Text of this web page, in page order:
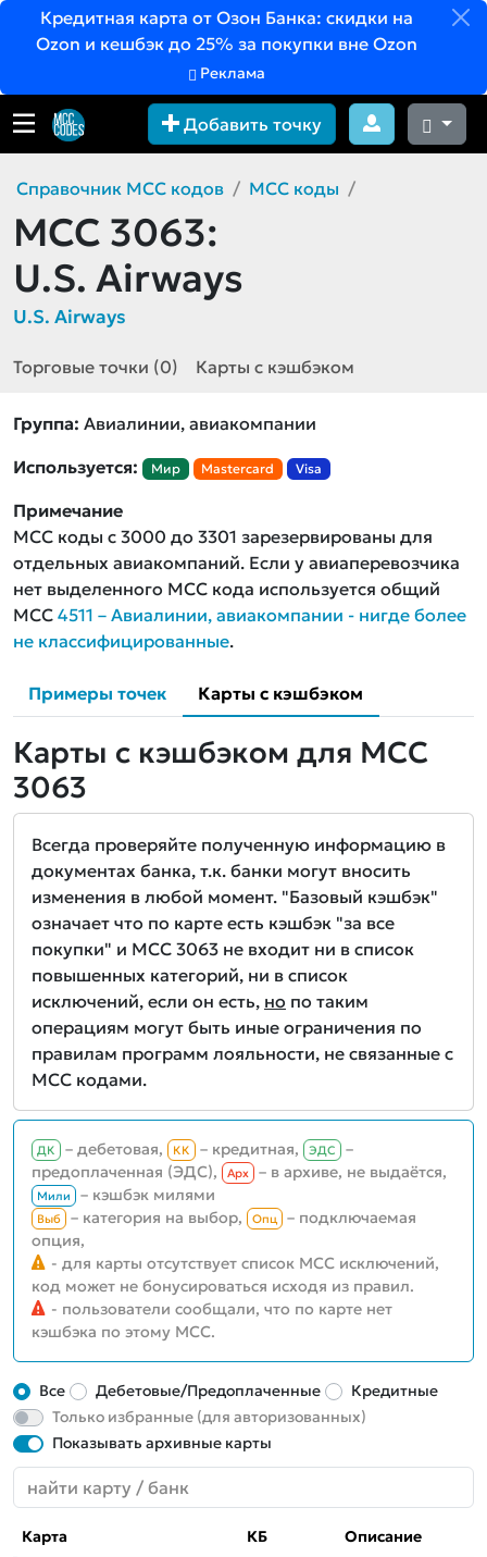
Кредитная карта от Озон Банка: скидки на
Ozon и кешбэк до 25% за покупки вне Ozon
Реклама
Добавить точку
Справочник MCC кодов MCC коды
MCC 3063:
U.S. Airways
U.S. Airways
Торговые точки (0) Карты с кэшбэком
Группа: Авиалинии, авиакомпании
Используется:
Мир Mastercard Visa
Примечание
MCC коды с 3000 до 3301 зарезервированы для
отдельных авиакомпаний. Если у авиаперевозчика
нет выделенного MCC кода используется общий
MCC 4511 – Авиалинии, авиакомпании - нигде более
не классифицированные.
Примеры точек Карты с кэшбэком
Карты с кэшбэком для MCC
3063
Всегда проверяйте полученную информацию в
документах банка, т.к. банки могут вносить
изменения в любой момент. "Базовый кэшбэк"
означает что по карте есть кэшбэк "за все
покупки" и MCC 3063 не входит ни в список
повышенных категорий, ни в список
исключений, если он есть, но по таким
операциям могут быть иные ограничения по
правилам программ лояльности, не связанные с
MCC кодами.
ДК – дебетовая, КК – кредитная, ЭДС
–
предоплаченная (ЭДС),
Aрх – в архиве, не выдаётся,
Мили – кэшбэк милями
Выб – категория на выбор, Опц
– подключаемая
опция,
- для карты отсутствует список MCC исключений,
код может не бонусироваться исходя из правил.
- пользователи сообщали, что по карте нет
кэшбэка по этому MCC.
Все Дебетовые/Предоплаченные
Кредитные
Только избранные (для авторизованных)
Показывать архивные карты
Карта КБ Описание